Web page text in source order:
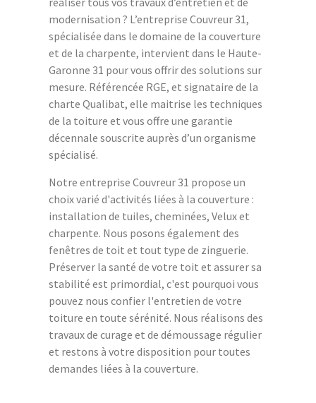
modernisation ? L’entreprise Couvreur 31,
spécialisée dans le domaine de la couverture
et de la charpente, intervient dans le Haute-
Garonne 31 pour vous offrir des solutions sur
mesure. Référencée RGE, et signataire de la
charte Qualibat, elle maitrise les techniques
de la toiture et vous offre une garantie
décennale souscrite auprès d’un organisme
spécialisé.
Notre entreprise Couvreur 31 propose un
choix varié d'activités liées à la couverture :
installation de tuiles, cheminées, Velux et
charpente. Nous posons également des
fenêtres de toit et tout type de zinguerie.
Préserver la santé de votre toit et assurer sa
stabilité est primordial, c'est pourquoi vous
pouvez nous confier l'entretien de votre
toiture en toute sérénité. Nous réalisons des
travaux de curage et de démoussage régulier
et restons à votre disposition pour toutes
demandes liées à la couverture.